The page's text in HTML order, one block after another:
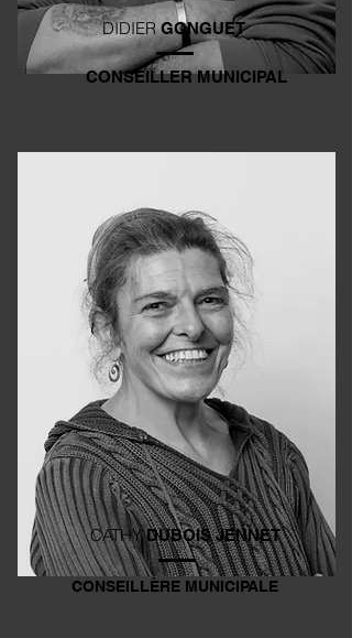
DIDIERGONGUET
CONSEILLER MUNICIPAL
CATHYDUBOIS JENNET
CONSEILLÈRE MUNICIPALE